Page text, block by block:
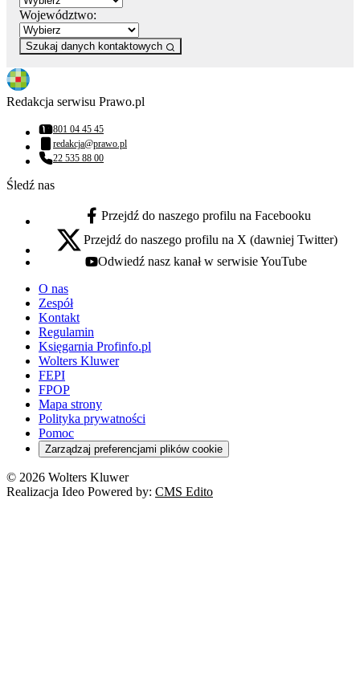
Województwo:
Szukaj danych kontaktowych
Redakcja serwisu Prawo.pl
Numer telefonu:
801 04 45 45
Adres email:
redakcja@prawo.pl
Numer telefonu:
22 535 88 00
Śledź nas
facebook - otwiera się w nowej karcie
Przejdź do naszego profilu na Facebooku
x - otwiera się w nowej karcie
Przejdź do naszego profilu na X (dawniej Twitter)
youtube - otwiera się w nowej karcie
Odwiedź nasz kanał w serwisie YouTube
O nas
Zespół
Kontakt
Regulamin
Księgarnia Profinfo.pl
Wolters Kluwer
FEPI
FPOP
Mapa strony
Polityka prywatności
Pomoc
Zarządzaj preferencjami plików cookie
© 2026 Wolters Kluwer
Realizacja Ideo Powered by: CMS Edito